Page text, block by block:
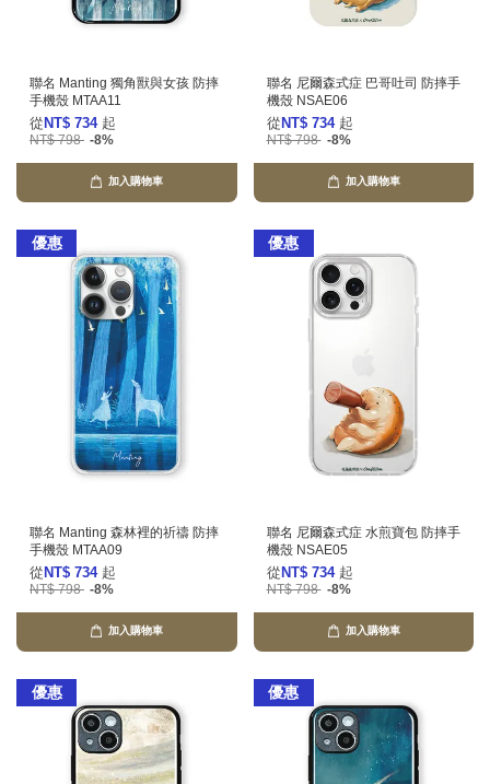
聯名 Manting 獨角獸與女孩 防摔
手機殼 MTAA11
從 NT$ 734 起
NT$ 798 -8%
加入購物車
聯名 尼爾森式症 巴哥吐司 防摔手
機殼 NSAE06
從 NT$ 734 起
NT$ 798 -8%
加入購物車
優惠
聯名 Manting 森林裡的祈禱 防摔
手機殼 MTAA09
從 NT$ 734 起
NT$ 798 -8%
加入購物車
優惠
聯名 尼爾森式症 水煎寶包 防摔手
機殼 NSAE05
從 NT$ 734 起
NT$ 798 -8%
加入購物車
優惠 優惠